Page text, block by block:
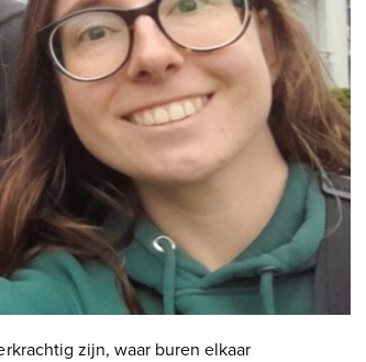
zijn, waar buren elkaar